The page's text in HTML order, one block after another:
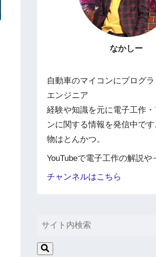
なかしー
自動車のマイコンにプログ
エンジニア
経験や知識を元に電子工作
ンに関する情報を発信中で
物はとんかつ。
YouTubeで電子工作の解説や
チャンネルはこちら